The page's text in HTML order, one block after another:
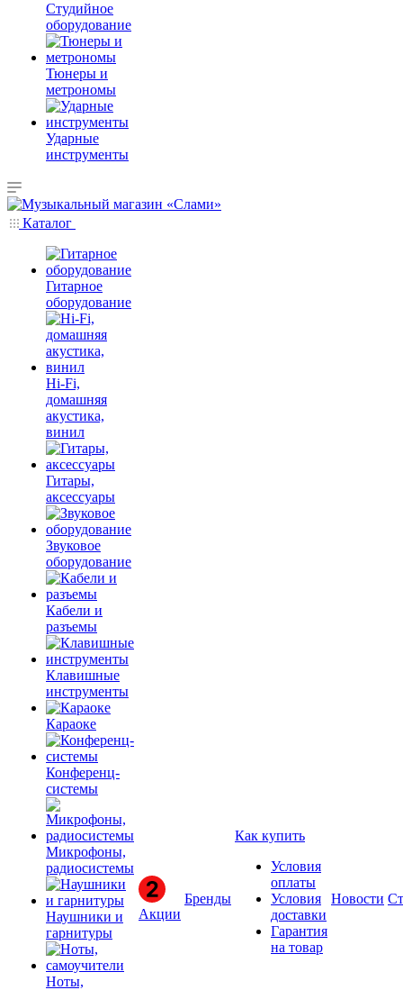
Студийное
оборудование
Тюнеры и
метрономы
Ударные
инструменты
Каталог
Гитарное
оборудование
Hi-Fi,
домашняя
акустика,
винил
Гитары,
аксессуары
Звуковое
оборудование
Кабели и
разъемы
Клавишные
инструменты
Караоке
Конференц-
системы
Микрофоны,
радиосистемы
Наушники и
гарнитуры
Ноты,
Акции
Бренды
Как купить
Условия
оплаты
Условия
доставки
Гарантия
на товар
Новости